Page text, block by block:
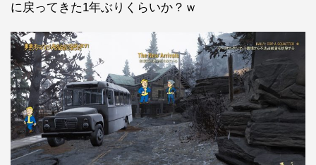
に戻ってきた1年ぶりくらいか？ｗ